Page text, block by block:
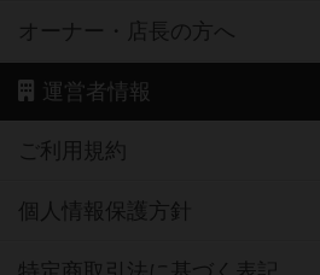
オーナー・店長の方へ
運営者情報
ご利用規約
個人情報保護方針